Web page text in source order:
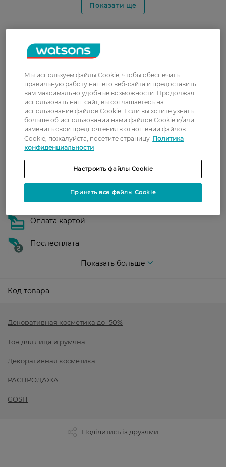
Показати ще
Доставка
В отделение Новой почты - 99 грн, бесплатно
от 699 грн
Укрпочта
Стоимость доставки – 79 грн, бесплатная
доставка от – 599 грн
Забрать сегодня в магазине Watsons
Стоимость доставки – 0 грн
Показать больше
Оплата картой
Послеоплата
Показать больше
Код товара
Декоративная косметика до -50%
Тон для лица и румяна
Декоративная косметика
РАСПРОДАЖА
GOSH
Поділитись із друзями
Мы используем файлы Cookie, чтобы обеспечить
правильную работу нашего веб-сайта и предоставить
вам максимально удобные возможности. Продолжая
использовать наш сайт, вы соглашаетесь на
использование файлов Cookie. Если вы хотите узнать
больше об использовании нами файлов Cookie и/или
изменить свои предпочтения в отношении файлов
Cookie, пожалуйста, посетите страницу Политика
конфиденциальности
Настроить файлы Cookie
Принять все файлы Cookie